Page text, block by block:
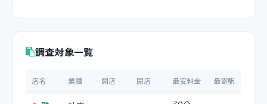
調査対象一覧
店名 業種 開店 閉店 最安料金 最寄駅